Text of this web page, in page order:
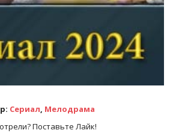
Сериал, Мелодрама
Поставьте Лайк!